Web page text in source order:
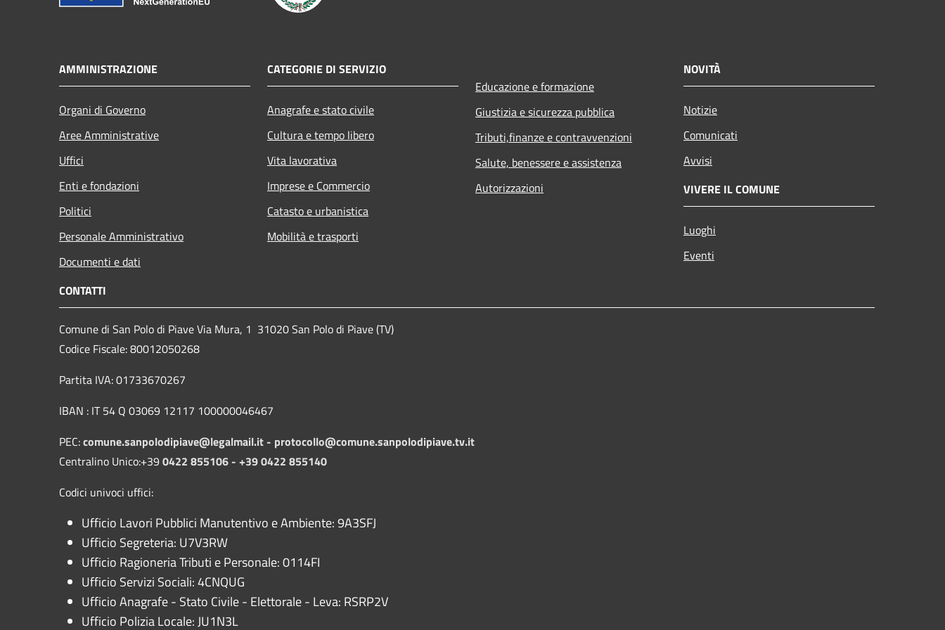
AMMINISTRAZIONE
Organi di Governo
Aree Amministrative
Uffici
Enti e fondazioni
Politici
Personale Amministrativo
Documenti e dati
CATEGORIE DI SERVIZIO
Anagrafe e stato civile
Cultura e tempo libero
Vita lavorativa
Imprese e Commercio
Catasto e urbanistica
Mobilità e trasporti
Educazione e formazione
Giustizia e sicurezza pubblica
Tributi,finanze e contravvenzioni
Salute, benessere e assistenza
Autorizzazioni
NOVITÀ
Notizie
Comunicati
Avvisi
VIVERE IL COMUNE
Luoghi
Eventi
CONTATTI
Comune di San Polo di Piave Via Mura, 1 31020 San Polo di Piave (TV)
Codice Fiscale: 80012050268
Partita IVA: 01733670267
IBAN : IT 54 Q 03069 12117 100000046467
PEC:comune.sanpolodipiave@legalmail.it - protocollo@comune.sanpolodipiave.tv.it
Centralino Unico:+39 0422 855106 - +39 0422 855140
Codici univoci uffici:
Ufficio Lavori Pubblici Manutentivo e Ambiente: 9A3SFJ
Ufficio Segreteria: U7V3RW
Ufficio Ragioneria Tributi e Personale: 0114FI
Ufficio Servizi Sociali: 4CNQUG
Ufficio Anagrafe - Stato Civile - Elettorale - Leva: RSRP2V
Ufficio Polizia Locale: JU1N3L